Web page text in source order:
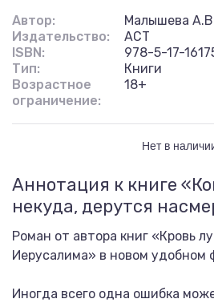
Автор:
Малышева
Издательство:
АСТ
ISBN:
978-5-17-
Тип:
Книги
Возрастное
ограничение:
18+
Нет в
Аннотация к книге
некуда, дерутся
Роман от автора книг «Кровь
Иерусалима» в новом удобном
Иногда всего одна ошибка